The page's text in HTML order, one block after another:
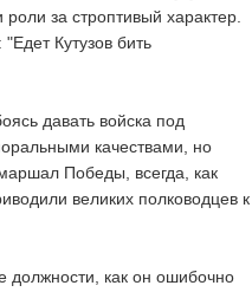
за строптивый характер.
Кутузов бить
давать войска под
качествами, но
Победы, всегда, как
великих полководцев к
должности, как он ошибочно